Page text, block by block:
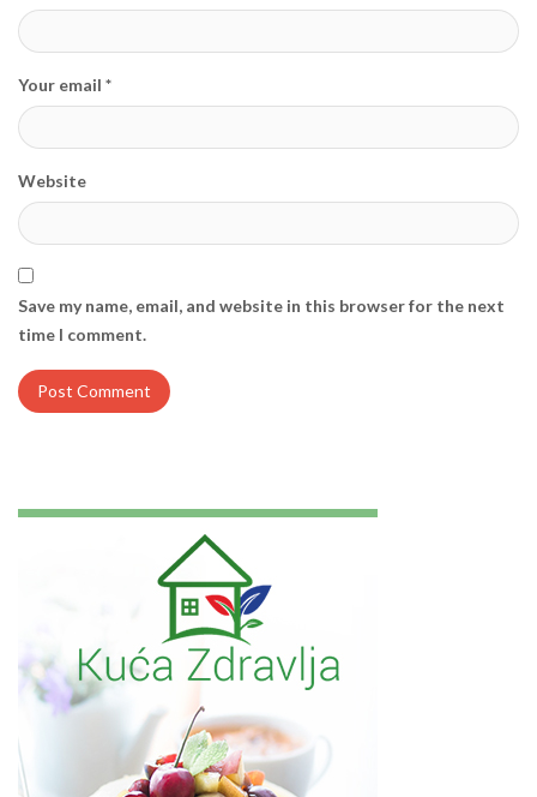
Your email *
Website
Save my name, email, and website in this browser for the next
time I comment.